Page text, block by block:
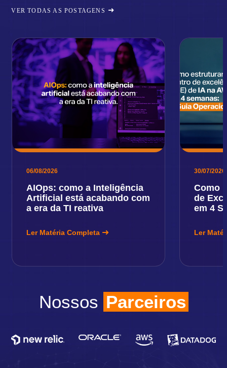
VER TODAS AS POSTAGENS
06/08/2026
AIOps: como a Inteligência
Artificial está acabando com
a era da TI reativa
Ler Matéria Completa
30/07/2026
Como
de
em 4
Ler
Nossos Parceiros